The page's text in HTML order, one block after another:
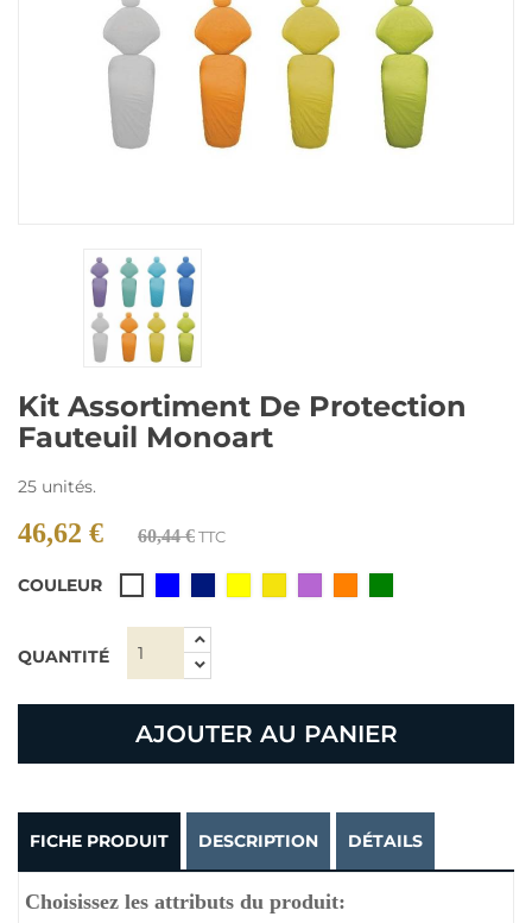
Kit Assortiment De Protection
Fauteuil Monoart
25 unités.
46,62 € 60,44 €TTC
COULEUR
QUANTITÉ
AJOUTER AU PANIER
FICHE PRODUIT DESCRIPTION DÉTAILS
Choisissez les attributs du produit: